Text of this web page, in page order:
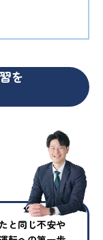
を
と同じ不安や